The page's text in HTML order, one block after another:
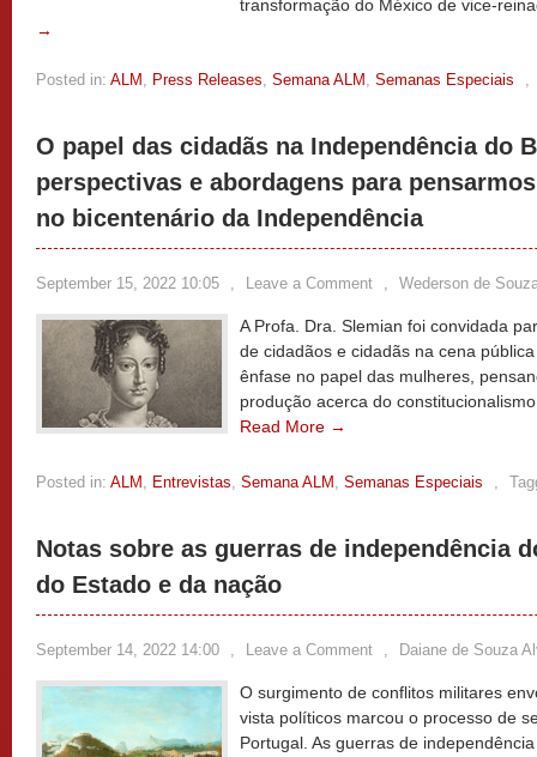
transformação do México de vice-
→
Posted in: ALM , Press Releases, Semana ALM , Semanas Especiais ,
O papel das cidadãs na Independência do
perspectivas e abordagens para
no bicentenário da Independência
September 15, 2022 10:05 , Leave a Comment , Wederson de
A Profa. Dra. Slemian foi convidada
de cidadãos e cidadãs na cena
ênfase no papel das mulheres,
produção acerca do
Read More →
Posted in: ALM , Entrevistas, Semana ALM , Semanas Especiais ,
Notas sobre as guerras de independência
do Estado e da nação
September 14, 2022 14:00 , Leave a Comment , Daiane de Souza
O surgimento de conflitos militares
vista políticos marcou o processo de
Portugal. As guerras de